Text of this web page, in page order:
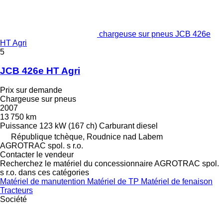
chargeuse sur pneus JCB 426e
HT Agri
5
JCB 426e HT Agri
Prix sur demande
Chargeuse sur pneus
2007
13 750 km
Puissance 123 kW (167 ch) Carburant diesel
République tchèque, Roudnice nad Labem
AGROTRAC spol. s r.o.
Contacter le vendeur
Recherchez le matériel du concessionnaire AGROTRAC spol.
s r.o. dans ces catégories
Matériel de manutention Matériel de TP Matériel de fenaison
Tracteurs
Société